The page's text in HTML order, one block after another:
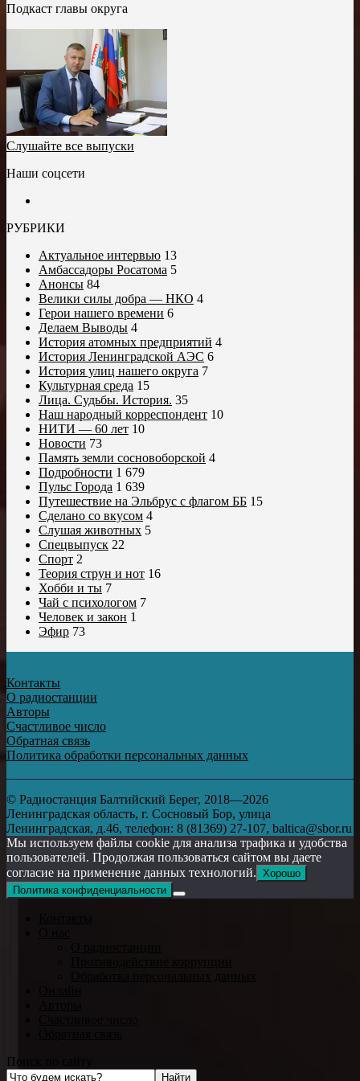
Подкаст главы округа
Слушайте все выпуски
Наши соцсети
РУБРИКИ
Актуальное интервью 13
Амбассадоры Росатома 5
Анонсы 84
Велики силы добра — НКО 4
Герои нашего времени 6
Делаем Выводы 4
История атомных предприятий 4
История Ленинградской АЭС 6
История улиц нашего округа 7
Культурная среда 15
Лица. Судьбы. История. 35
Наш народный корреспондент 10
НИТИ — 60 лет 10
Новости 73
Память земли сосновоборской 4
Подробности 1 679
Пульс Города 1 639
Путешествие на Эльбрус с флагом ББ 15
Сделано со вкусом 4
Слушая животных 5
Спецвыпуск 22
Спорт 2
Теория струн и нот 16
Хобби и ты 7
Чай с психологом 7
Человек и закон 1
Эфир 73
Контакты
О радиостанции
Авторы
Счастливое число
Обратная связь
Политика обработки персональных данных
© Радиостанция Балтийский Берег, 2018—2026
Ленинградская область, г. Сосновый Бор, улица
Ленинградская, д.46, телефон: 8 (81369) 27-107, baltica@sbor.ru
Мы используем файлы cookie для анализа трафика и удобства
пользователей. Продолжая пользоваться сайтом вы даете
согласие на применение данных технологий. Хорошо
Политика конфиденциальности
Поиск по сайту